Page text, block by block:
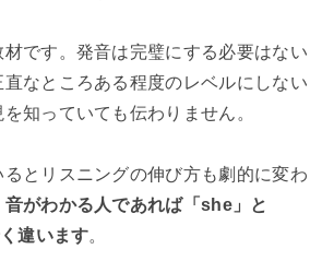
です。発音は完璧にする必要はない
なところある程度のレベルにしない
知っていても伝わりません。
るとリスニングの伸び方も劇的に変わ
音がわかる人であれば「she」と
違います。